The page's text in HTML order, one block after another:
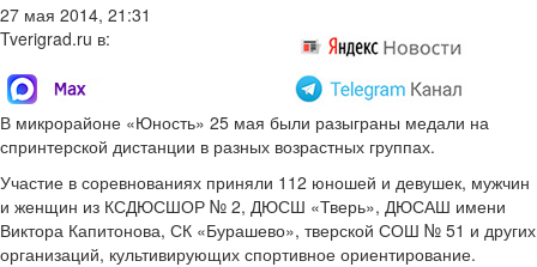
27 мая 2014, 21:31
Tverigrad.ru в:
В микрорайоне «Юность» 25 мая были разыграны медали на
спринтерской дистанции в разных возрастных группах.
Участие в соревнованиях приняли 112 юношей и девушек, мужчин
и женщин из КСДЮСШОР № 2, ДЮСШ «Тверь», ДЮСАШ имени
Виктора Капитонова, СК «Бурашево», тверской СОШ № 51 и других
организаций, культивирующих спортивное ориентирование.